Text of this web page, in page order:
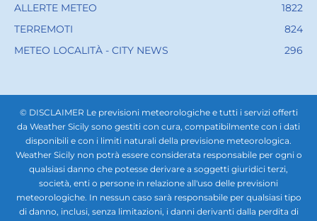
ALLERTE METEO
1822
TERREMOTI
824
METEO LOCALITÀ - CITY NEWS
296
© DISCLAIMER Le previsioni meteorologiche e tutti i servizi offerti
da Weather Sicily sono gestiti con cura, compatibilmente con i dati
disponibili e con i limiti naturali della previsione meteorologica.
Weather Sicily non potrà essere considerata responsabile per ogni o
qualsiasi danno che potesse derivare a soggetti giuridici terzi,
società, enti o persone in relazione all'uso delle previsioni
meteorologiche. In nessun caso sarà responsabile per qualsiasi tipo
di danno, inclusi, senza limitazioni, i danni derivanti dalla perdita di